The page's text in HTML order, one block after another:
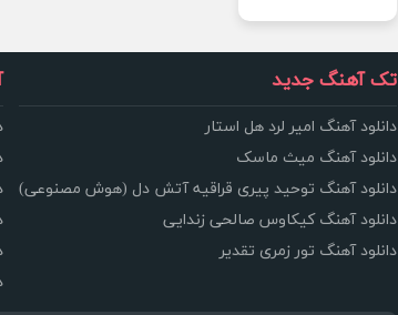
تک آهنگ جدید
دانلود آهنگ امیر لرد هل استار
دانلود آهنگ میث ماسک
دانلود آهنگ توحید پیری قراقیه آتش دل (هوش مصنوعی)
دانلود آهنگ کیکاوس صالحی زندایی
دانلود آهنگ تور زمری تقدیر